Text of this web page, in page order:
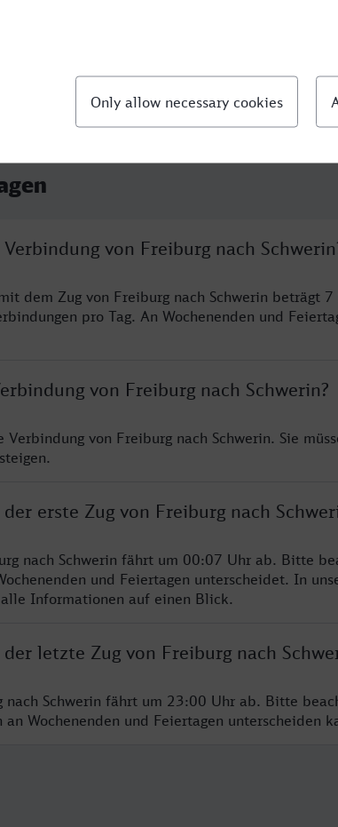
von Freiburg nach
dem Zug von Freiburg nach Schwerin beträgt 7
pro Tag. An Wochenenden und
von Freiburg nach Schwerin?
von Freiburg nach Schwerin. Sie
erste Zug von Freiburg nach
nach Schwerin fährt um 00:07 Uhr ab. Bitte
und Feiertagen unterscheidet. In
Informationen auf einen Blick.
letzte Zug von Freiburg nach
nach Schwerin fährt um 23:00 Uhr ab. Bitte
Wochenenden und Feiertagen unterscheiden